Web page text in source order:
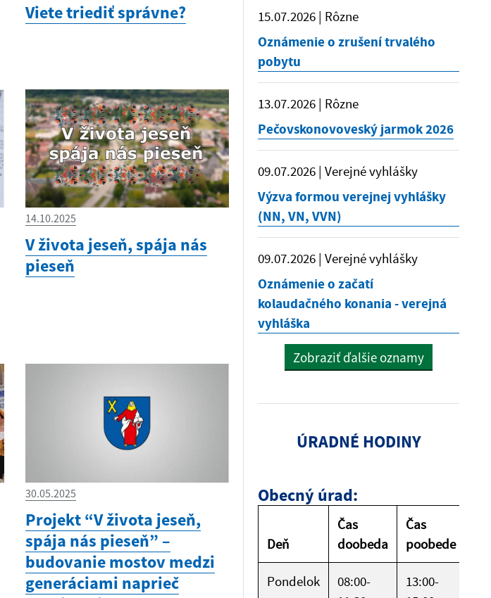
Viete triediť správne?
14.10.2025
V života jeseň, spája nás
pieseň
30.05.2025
Projekt “V života jeseň,
spája nás pieseň” –
budovanie mostov medzi
generáciami naprieč
15.07.2026 | Rôzne
Oznámenie o zrušení trvalého
pobytu
13.07.2026 | Rôzne
Pečovskonovoveský jarmok 2026
09.07.2026 | Verejné vyhlášky
Výzva formou verejnej vyhlášky
(NN, VN, VVN)
09.07.2026 | Verejné vyhlášky
Oznámenie o začatí
kolaudačného konania - verejná
vyhláška
Zobraziť ďalšie oznamy
ÚRADNÉ HODINY
Obecný úrad:
Deň
Čas
doobeda
Čas
poobede
Pondelok
08:00-
13:00-